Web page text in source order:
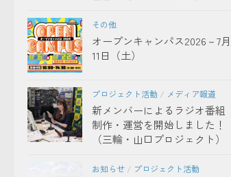
その他
オープンキャンパス2026－7月
11日（土）
プロジェクト活動 / メディア報道
新メンバーによるラジオ番組
制作・運営を開始しました！
（三輪・山口プロジェクト）
お知らせ / プロジェクト活動